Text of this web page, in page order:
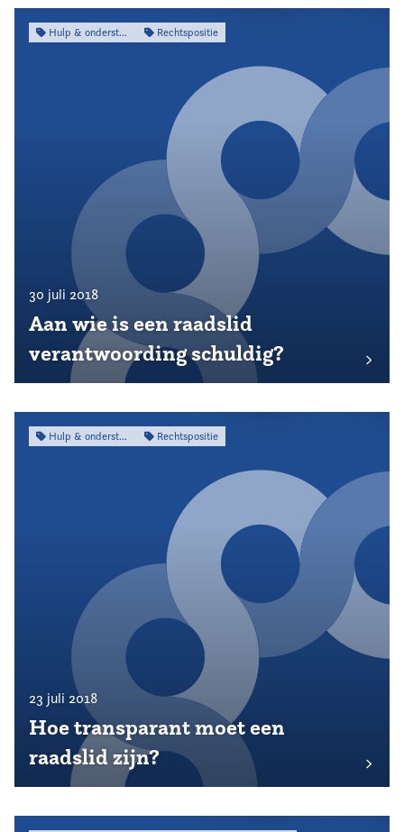
Hulp & ondersteuning Rechtspositie
30 juli 2018
Aan wie is een raadslid
verantwoording schuldig?
Hulp & ondersteuning Rechtspositie
23 juli 2018
Hoe transparant moet een
raadslid zijn?